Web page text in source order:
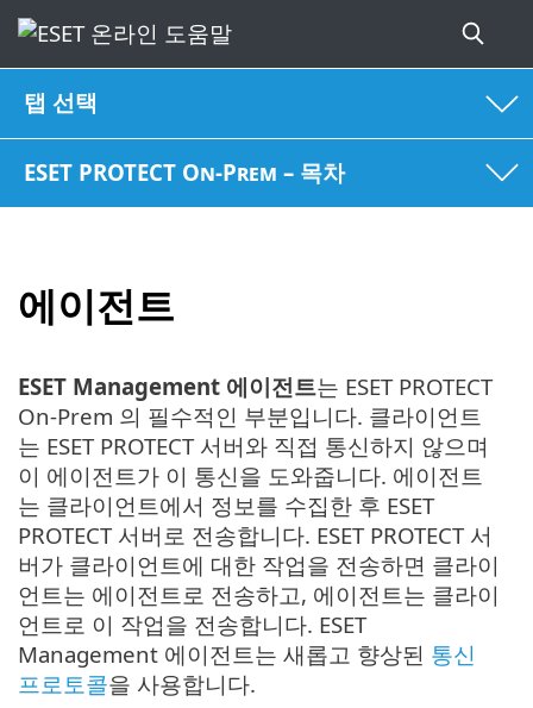
탭 선택
ESET PROTECT On-Prem – 목차
에이전트
ESET Management 에이전트는 ESET PROTECT
On-Prem 의 필수적인 부분입니다. 클라이언트
는 ESET PROTECT 서버와 직접 통신하지 않으며
이 에이전트가 이 통신을 도와줍니다. 에이전트
는 클라이언트에서 정보를 수집한 후 ESET
PROTECT 서버로 전송합니다. ESET PROTECT 서
버가 클라이언트에 대한 작업을 전송하면 클라이
언트는 에이전트로 전송하고, 에이전트는 클라이
언트로 이 작업을 전송합니다. ESET
Management 에이전트는 새롭고 향상된 통신
프로토콜을 사용합니다.